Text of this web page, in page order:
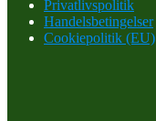
Privatlivspolitik
Handelsbetingelser
Cookiepolitik (EU)